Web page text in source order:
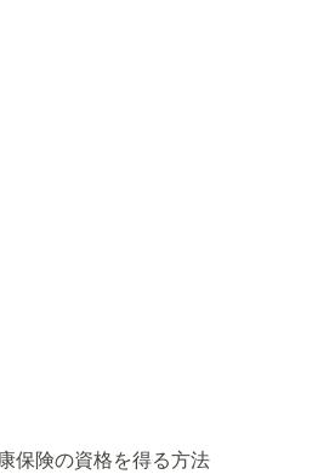
保険の資格を得る方法